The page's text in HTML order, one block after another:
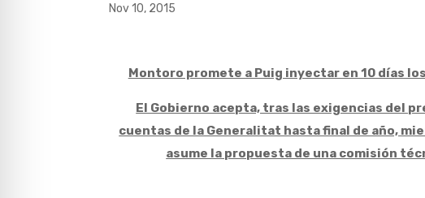
Nov 10, 2015
Montoro promete a Puig inyectar en 10 días
El Gobierno acepta, tras las exigencias del
cuentas de la Generalitat hasta final de año,
asume la propuesta de una comisión